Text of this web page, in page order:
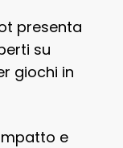
presenta
su
giochi in
e